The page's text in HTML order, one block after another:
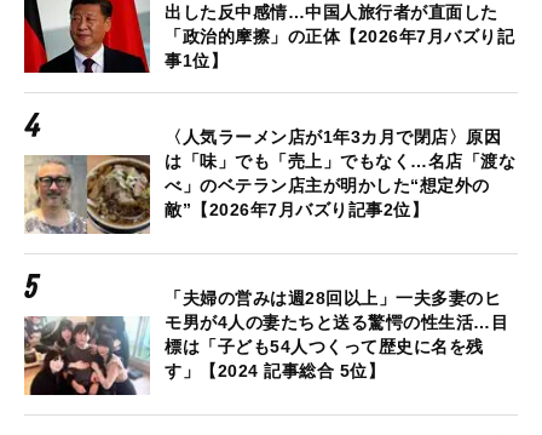
出した反中感情…中国人旅行者が直面した
「政治的摩擦」の正体【2026年7月バズり記
事1位】
〈人気ラーメン店が1年3カ月で閉店〉原因
は「味」でも「売上」でもなく…名店「渡な
べ」のベテラン店主が明かした“想定外の
敵”【2026年7月バズり記事2位】
「夫婦の営みは週28回以上」一夫多妻のヒ
モ男が4人の妻たちと送る驚愕の性生活…目
標は「子ども54人つくって歴史に名を残
す」【2024 記事総合 5位】